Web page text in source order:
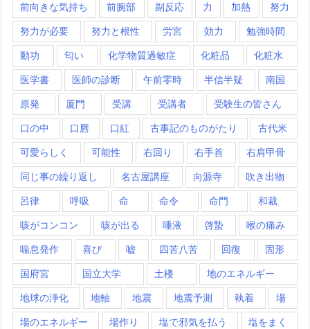
前向きな気持ち 前腕部 副反応 力 加熱 努力
努力が必要 努力と根性 労宮 効力 勉強時間
動功 匂い 化学物質過敏症 化粧品 化粧水
医学書 医師の診断 午前零時 半信半疑 南国
原発 厦門 受講 受講者 受験生の皆さん
口の中 口唇 口紅 古事記のものがたり 古代米
可愛らしく 可能性 右回り 右手首 右肩甲骨
同じ事の繰り返し 名古屋講座 向源寺 吹き出物
呂律 呼吸 命 命令 命門 和裁
咳がコンコン 咳が出る 唾液 啓蟄 喉の痛み
喘息発作 喜び 嘘 四苦八苦 回復 固形
国府宮 国立大学 土楼 地のエネルギー
地球の浄化 地軸 地震 地震予測 執着 場
場のエネルギー 場作り 塩で邪気を払う 塩をまく